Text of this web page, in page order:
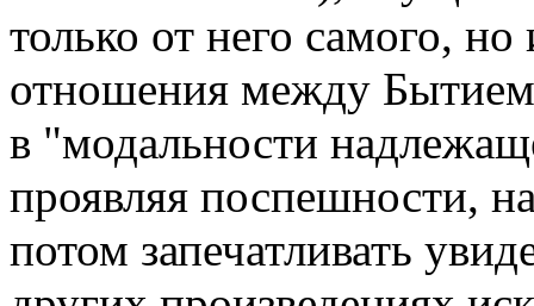
только от него самого,
отношения между
в "модальности
проявляя поспешности,
потом запечатливать